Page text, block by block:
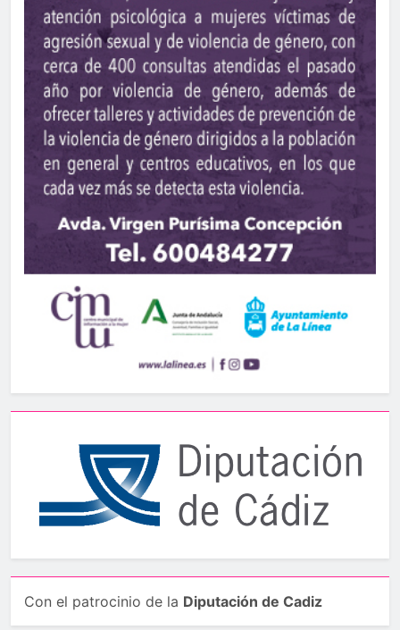
Con el patrocinio de la Diputación de Cadiz